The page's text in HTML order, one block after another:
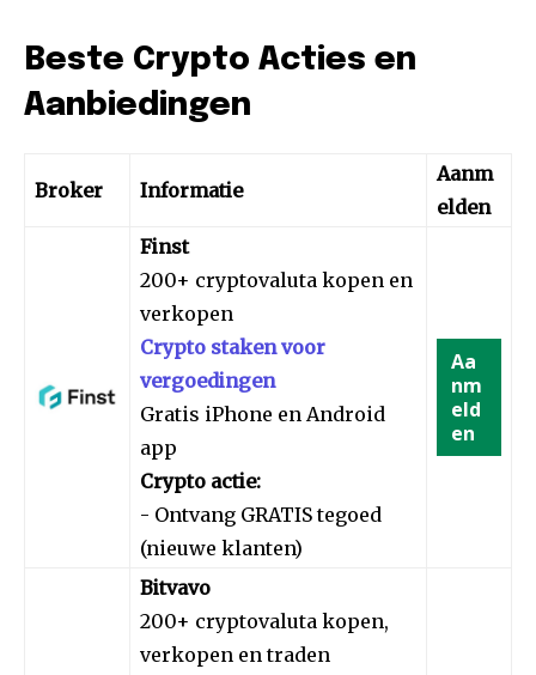
Beste Crypto Acties en
Aanbiedingen
Broker Informatie
Aanm
elden
Finst
200+ cryptovaluta kopen en
verkopen
Crypto staken voor
vergoedingen
Gratis iPhone en Android
app
Crypto actie:
- Ontvang GRATIS tegoed
(nieuwe klanten)
Aa
nm
eld
en
Bitvavo
200+ cryptovaluta kopen,
verkopen en traden